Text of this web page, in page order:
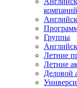
компаний
Группы
Летние
Летние
Деловой